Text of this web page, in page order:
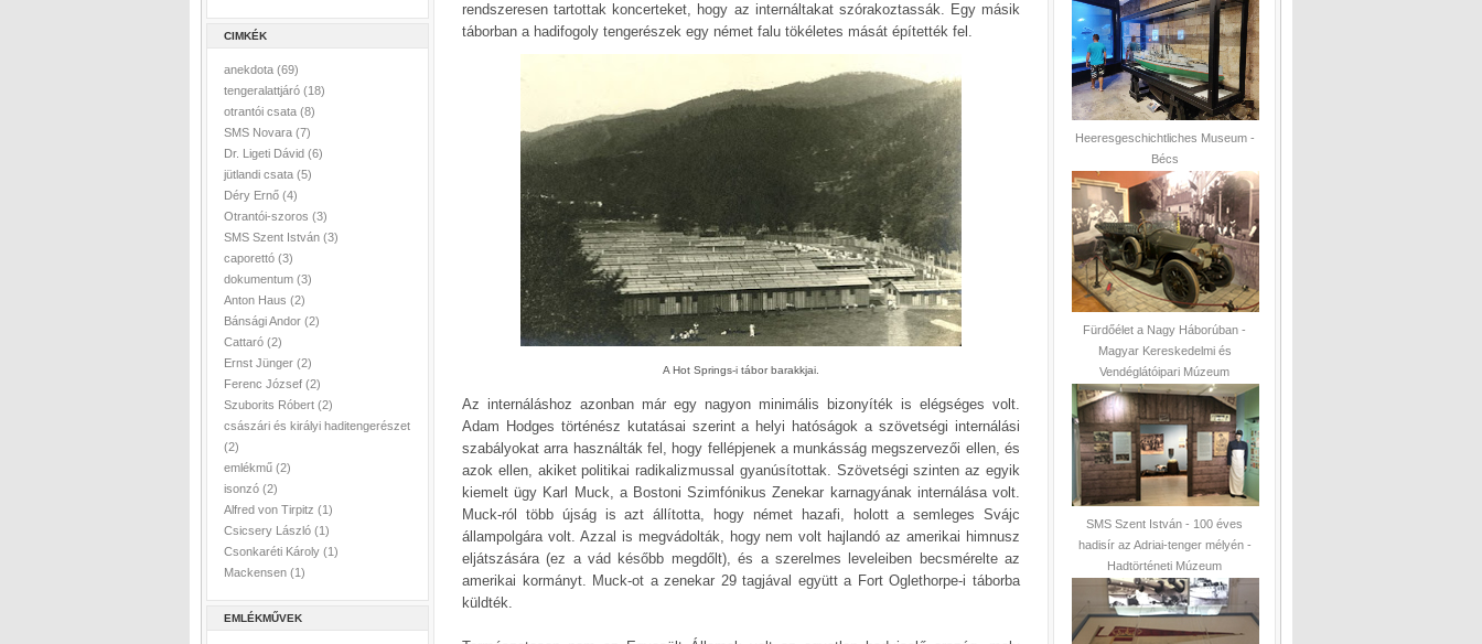
CIMKÉK
anekdota (69)
tengeralattjáró (18)
otrantói csata (8)
SMS Novara (7)
Dr. Ligeti Dávid (6)
jütlandi csata (5)
Déry Ernő (4)
Otrantói-szoros (3)
SMS Szent István (3)
caporettó (3)
dokumentum (3)
Anton Haus (2)
Bánsági Andor (2)
Cattaró (2)
Ernst Jünger (2)
Ferenc József (2)
Szuborits Róbert (2)
császári és királyi haditengerészet
(2)
emlékmű (2)
isonzó (2)
Alfred von Tirpitz (1)
Csicsery László (1)
Csonkaréti Károly (1)
Mackensen (1)
EMLÉKMŰVEK
rendszeresen tartottak koncerteket, hogy az internáltakat szórakoztassák. Egy másik
táborban a hadifogoly tengerészek egy német falu tökéletes mását építették fel.
A Hot Springs-i tábor barakkjai.
Az internáláshoz azonban már egy nagyon minimális bizonyíték is elégséges volt.
Adam Hodges történész kutatásai szerint a helyi hatóságok a szövetségi internálási
szabályokat arra használták fel, hogy fellépjenek a munkásság megszervezői ellen, és
azok ellen, akiket politikai radikalizmussal gyanúsítottak. Szövetségi szinten az egyik
kiemelt ügy Karl Muck, a Bostoni Szimfónikus Zenekar karnagyának internálása volt.
Muck-ról több újság is azt állította, hogy német hazafi, holott a semleges Svájc
állampolgára volt. Azzal is megvádolták, hogy nem volt hajlandó az amerikai himnusz
eljátszására (ez a vád később megdőlt), és a szerelmes leveleiben becsmérelte az
amerikai kormányt. Muck-ot a zenekar 29 tagjával együtt a Fort Oglethorpe-i táborba
küldték.
Heeresgeschichtliches Museum -
Bécs
Fürdőélet a Nagy Háborúban -
Magyar Kereskedelmi és
Vendéglátóipari Múzeum
SMS Szent István - 100 éves
hadisír az Adriai-tenger mélyén -
Hadtörténeti Múzeum